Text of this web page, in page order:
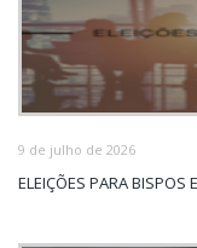
9 de julho de 2026
ELEIÇÕES PARA BISPOS